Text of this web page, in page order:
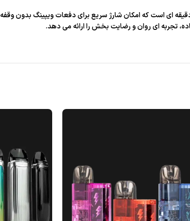
تجربه ای روان و رضایت بخش را ارائه می دهد.